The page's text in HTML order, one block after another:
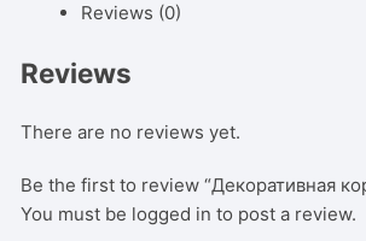
Reviews (0)
Reviews
There are no reviews yet.
Be the first to review “Декоративная
You must be logged in to post a review.